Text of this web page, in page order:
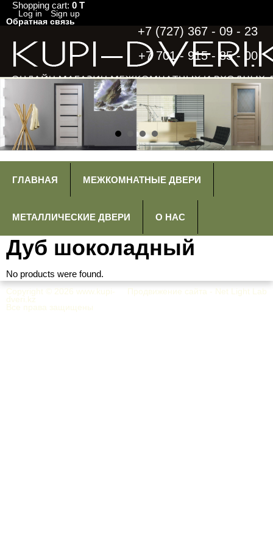
Shopping cart: 0 T
Log in
Sign up
Обратная связь
+7 (727) 367 - 09 - 23
+7 701 - 915 - 85 - 00
ГЛАВНАЯ МЕЖКОМНАТНЫЕ ДВЕРИ
МЕТАЛЛИЧЕСКИЕ ДВЕРИ О НАС
Дуб шоколадный
No products were found.
Продвижение сайта - Net Light Lab
Copyright © 2026 www.kupi-
dveri.kz
Все права защищены